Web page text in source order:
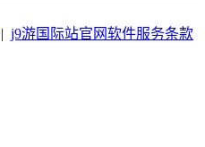
j9游国际站官网软件服务条款